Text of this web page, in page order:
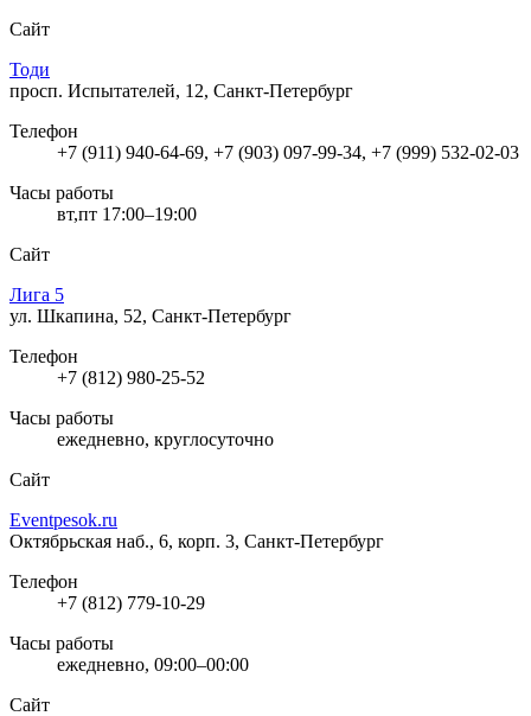
Сайт
Тоди
просп. Испытателей, 12, Санкт-Петербург
Телефон
+7 (911) 940-64-69, +7 (903) 097-99-34, +7 (999) 532-02-03
Часы работы
вт,пт 17:00–19:00
Сайт
Лига 5
ул. Шкапина, 52, Санкт-Петербург
Телефон
+7 (812) 980-25-52
Часы работы
ежедневно, круглосуточно
Сайт
Eventpesok.ru
Октябрьская наб., 6, корп. 3, Санкт-Петербург
Телефон
+7 (812) 779-10-29
Часы работы
ежедневно, 09:00–00:00
Сайт